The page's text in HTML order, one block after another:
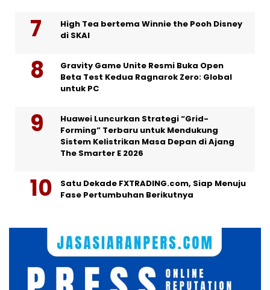
High Tea bertema Winnie the Pooh Disney
di SKAI
Gravity Game Unite Resmi Buka Open
Beta Test Kedua Ragnarok Zero: Global
untuk PC
Huawei Luncurkan Strategi “Grid-
Forming” Terbaru untuk Mendukung
Sistem Kelistrikan Masa Depan di Ajang
The Smarter E 2026
Satu Dekade FXTRADING.com, Siap Menuju
Fase Pertumbuhan Berikutnya